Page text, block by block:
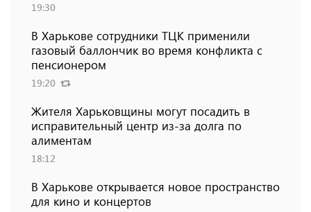
19:30
В Харькове сотрудники ТЦК применили
газовый баллончик во время конфликта с
пенсионером
19:20
Жителя Харьковщины могут посадить в
исправительный центр из-за долга по
алиментам
18:12
В Харькове открывается новое пространство
для кино и концертов